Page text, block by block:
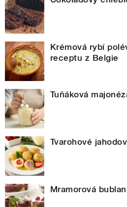
Krémová rybí
receptu z Belgie
Tuňáková
Tvarohové
Mramorová